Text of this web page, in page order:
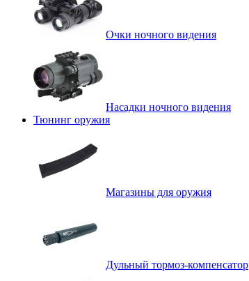
Очки ночного видения
Насадки ночного видения
Тюнинг оружия
Магазины для оружия
Дульный тормоз-компенсатор